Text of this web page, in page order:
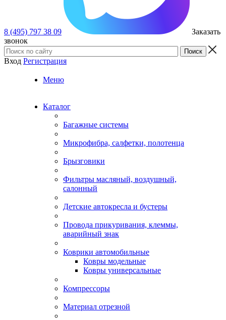
8 (495) 797 38 09
Заказать
звонок
Вход Регистрация
Меню
Каталог
Багажные системы
Микрофибра, салфетки, полотенца
Брызговики
Фильтры масляный, воздушный,
салонный
Детские автокресла и бустеры
Провода прикуривания, клеммы,
аварийный знак
Коврики автомобильные
Ковры модельные
Ковры универсальные
Компрессоры
Материал отрезной